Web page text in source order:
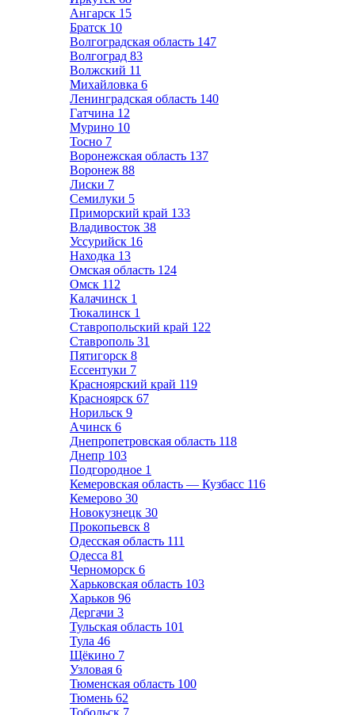
Ангарск 15
Братск 10
Волгоградская область 147
Волгоград 83
Волжский 11
Михайловка 6
Ленинградская область 140
Гатчина 12
Мурино 10
Тосно 7
Воронежская область 137
Воронеж 88
Лиски 7
Семилуки 5
Приморский край 133
Владивосток 38
Уссурийск 16
Находка 13
Омская область 124
Омск 112
Калачинск 1
Тюкалинск 1
Ставропольский край 122
Ставрополь 31
Пятигорск 8
Ессентуки 7
Красноярский край 119
Красноярск 67
Норильск 9
Ачинск 6
Днепропетровская область 118
Днепр 103
Подгородное 1
Кемеровская область — Кузбасс 116
Кемерово 30
Новокузнецк 30
Прокопьевск 8
Одесская область 111
Одесса 81
Черноморск 6
Харьковская область 103
Харьков 96
Дергачи 3
Тульская область 101
Тула 46
Щёкино 7
Узловая 6
Тюменская область 100
Тюмень 62
Тобольск 7